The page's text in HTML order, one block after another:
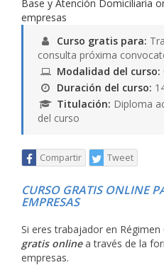
Curso gratis para:
consulta próxima
Modalidad del curso:
Duración del curso:
Titulación: Diploma
del curso
Compartir Tweet
CURSO GRATIS ONLINE
EMPRESAS
Si eres trabajador en
gratis onlinea través de la
empresas.